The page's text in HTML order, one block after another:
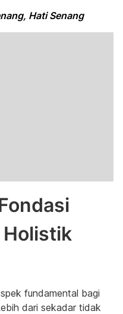
Hati Senang
fundamental bagi
dari sekadar tidak